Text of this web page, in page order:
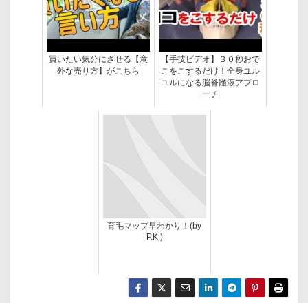
買いたい気分にさせる【意
外な売り方】がこちら
【手技ビデオ】３０秒おで
こをこするだけ！全身ユル
ユルになる脳脊髄液アプロ
ーチ
育毛マップ早わかり！(by
P.K.)